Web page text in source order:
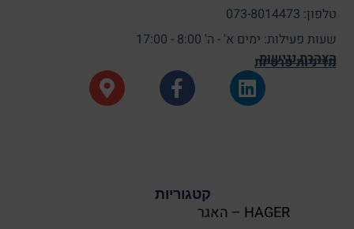
קטגוריות
HAGER – האגר
טלפון: 073-8014473
שעות פעילות: ימים א' - ה' 8:00 - 17:00
הצהרת נגישות
מדיניות פרטיות